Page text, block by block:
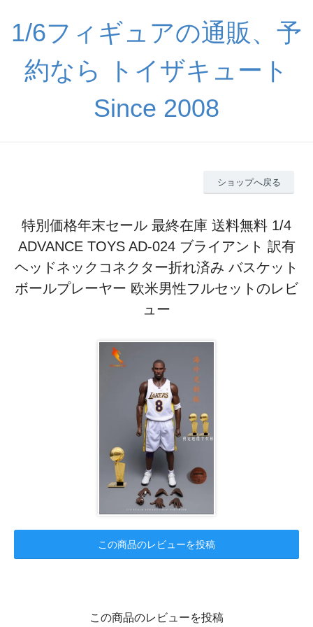
1/6フィギュアの通販、予
約なら トイザキュート
Since 2008
ショップへ戻る
特別価格年末セール 最終在庫 送料無料 1/4
ADVANCE TOYS AD-024 ブライアント 訳有
ヘッドネックコネクター折れ済み バスケット
ボールプレーヤー 欧米男性フルセットのレビ
ュー
この商品のレビューを投稿
この商品のレビューを投稿